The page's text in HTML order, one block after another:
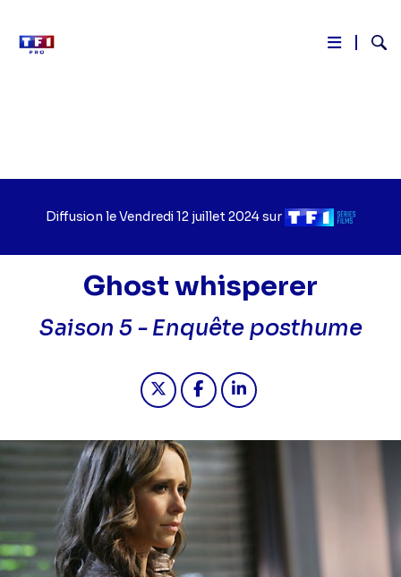
Diffusion leJour
diffusion
Vendredi 12 juillet 2024sur Chaîne
diffusion
Ghost whisperer
Saison 5 -Enquête posthume
Partager "2024-07-12 16:35 -
Partager "2024-07-12